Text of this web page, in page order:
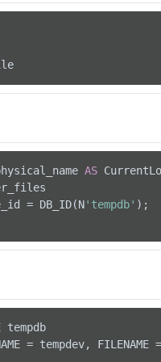
AS
= DB_ID(N'tempdb' );
tempdb
= tempdev, FILENAME =